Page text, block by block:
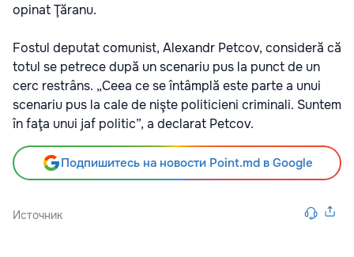
opinat Ţăranu.
Fostul deputat comunist, Alexandr Petcov, consideră că
totul se petrece după un scenariu pus la punct de un
cerc restrâns. „Ceea ce se întâmplă este parte a unui
scenariu pus la cale de nişte politicieni criminali. Suntem
în faţa unui jaf politic”, a declarat Petcov.
Подпишитесь на новости Point.md в Google
Источник